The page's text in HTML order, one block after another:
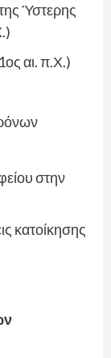
Ύστερης
αι. π.Χ.)
στην
κατοίκησης